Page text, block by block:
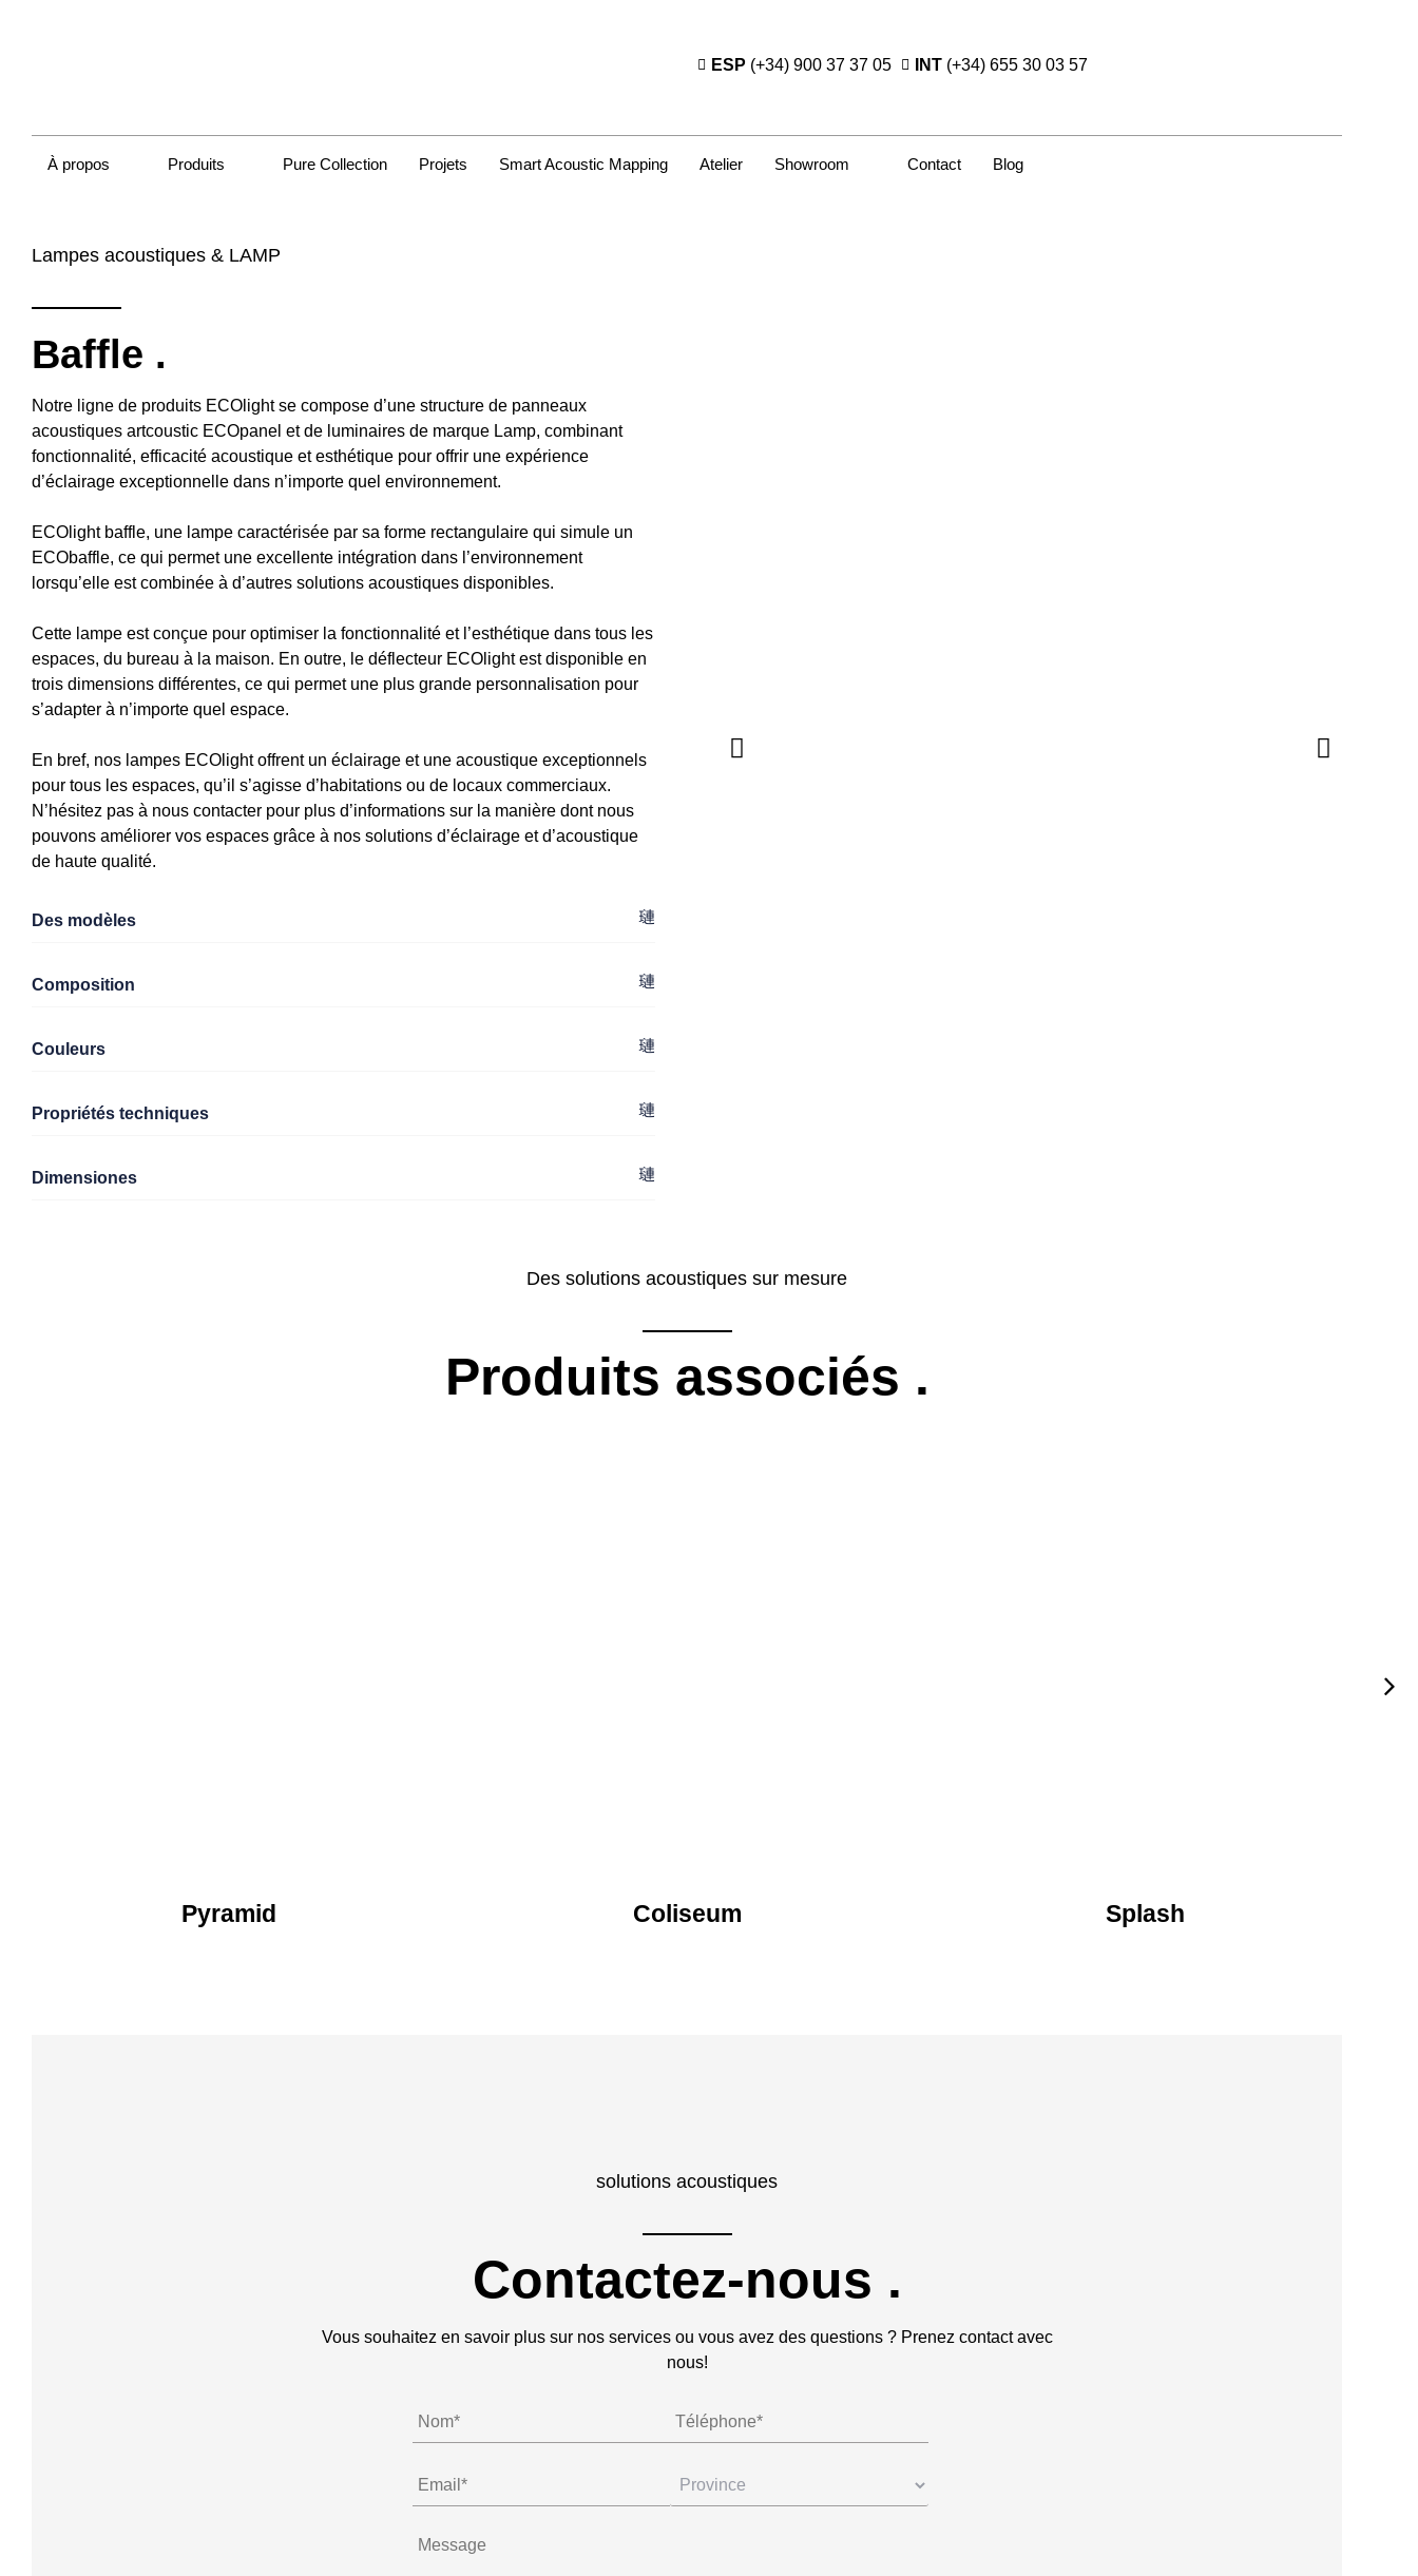
ESP (+34) 900 37 37 05 INT (+34) 655 30 03 57
À propos Produits Pure Collection Projets Smart Acoustic Mapping Atelier Showroom Contact Blog
Lampes acoustiques & LAMP
Baffle .
Notre ligne de produits ECOlight se compose d’une structure de panneaux
acoustiques artcoustic ECOpanel et de luminaires de marque Lamp, combinant
fonctionnalité, efficacité acoustique et esthétique pour offrir une expérience
d’éclairage exceptionnelle dans n’importe quel environnement.
ECOlight baffle, une lampe caractérisée par sa forme rectangulaire qui simule un
ECObaffle, ce qui permet une excellente intégration dans l’environnement
lorsqu’elle est combinée à d’autres solutions acoustiques disponibles.
Cette lampe est conçue pour optimiser la fonctionnalité et l’esthétique dans tous les
espaces, du bureau à la maison. En outre, le déflecteur ECOlight est disponible en
trois dimensions différentes, ce qui permet une plus grande personnalisation pour
s’adapter à n’importe quel espace.
En bref, nos lampes ECOlight offrent un éclairage et une acoustique exceptionnels
pour tous les espaces, qu’il s’agisse d’habitations ou de locaux commerciaux.
N’hésitez pas à nous contacter pour plus d’informations sur la manière dont nous
pouvons améliorer vos espaces grâce à nos solutions d’éclairage et d’acoustique
de haute qualité.
Des modèles
Composition
Couleurs
Propriétés techniques
Dimensiones
Des solutions acoustiques sur mesure
Produits associés .
Pyramid Coliseum Splash
solutions acoustiques
Contactez-nous .
Vous souhaitez en savoir plus sur nos services ou vous avez des questions ? Prenez contact avec
nous!